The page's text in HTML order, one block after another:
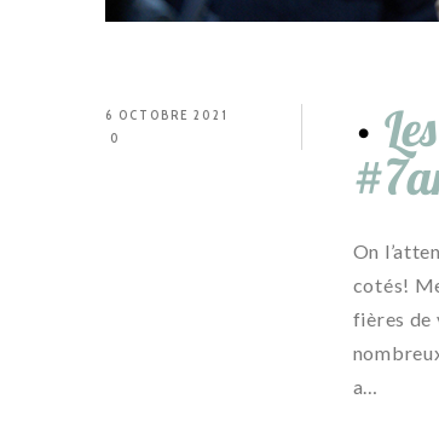
6 OCTOBRE 2021
0
On
cotés!
fières de
a…